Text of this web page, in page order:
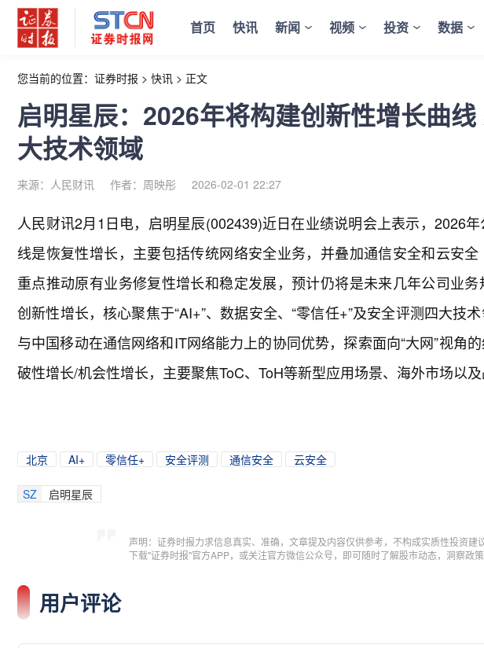
首页 快讯 新闻 视频 投资 数据
您当前的位置： 证券时报 > 快讯 > 正文
启明星辰：2026年将构建创新性增长曲
大技术领域
来源：人民财讯 作者：周映彤 2026-02-01 22:27
人民财讯2月1日电， 启明星辰(002439)近日在业绩说明会上表示，2026
线是恢复性增长，主要包括传统网络安全业务，并叠加通信安全和云安全
重点推动原有业务修复性增长和稳定发展，预计仍将是未来几年公司业
创新性增长，核心聚焦于“AI+”、数据安全、“零信任+”及安全评测四大技
与中国移动在通信网络和IT网络能力上的协同优势，探索面向“大网”视角
破性增长/机会性增长，主要聚焦ToC、ToH等新型应用场景、海外市场以
北京 AI+ 零信任+ 安全评测 通信安全 云安全
SZ 启明星辰
声明：证券时报力求信息真实、准确，文章提及内容仅供参考，不构成实质性投资建
下载"证券时报"官方APP，或关注官方微信公众号，即可随时了解股市动态，洞察政策
用户评论